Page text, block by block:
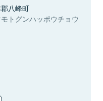
八峰町
トグンハッポウチョウ